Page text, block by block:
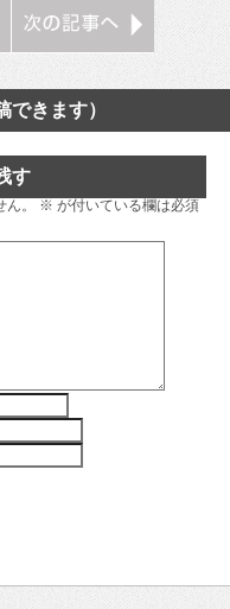
できます）
す
。 ※ が付いている欄は必須